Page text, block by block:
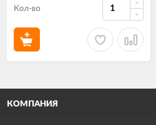
Кол-во
КОМПАНИЯ